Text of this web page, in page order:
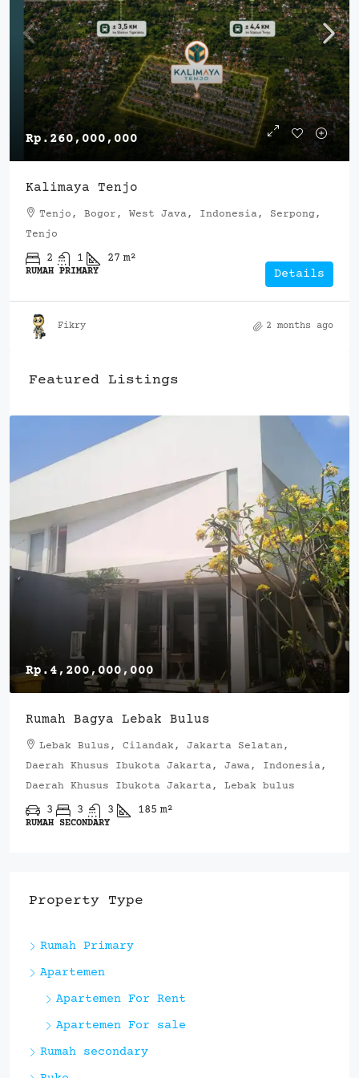
Rp.260,000,000
Kalimaya Tenjo
Tenjo, Bogor, West Java, Indonesia, Serpong,
Tenjo
2 1 27 m²
RUMAH PRIMARY Details
Fikry 2 months ago
Featured Listings
Rp.4,200,000,000
Rumah Bagya Lebak Bulus
Lebak Bulus, Cilandak, Jakarta Selatan,
Daerah Khusus Ibukota Jakarta, Jawa, Indonesia,
Daerah Khusus Ibukota Jakarta, Lebak bulus
3 3 3 185 m²
RUMAH SECONDARY
Property Type
Rumah Primary
Apartemen
Apartemen For Rent
Apartemen For sale
Rumah secondary